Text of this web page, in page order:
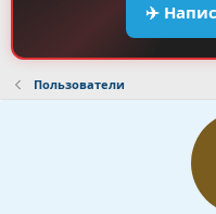
✈️
Пользователи